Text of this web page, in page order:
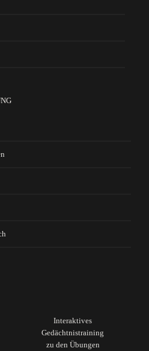
Interaktives
Gedächtnistraining
zu den Übungen